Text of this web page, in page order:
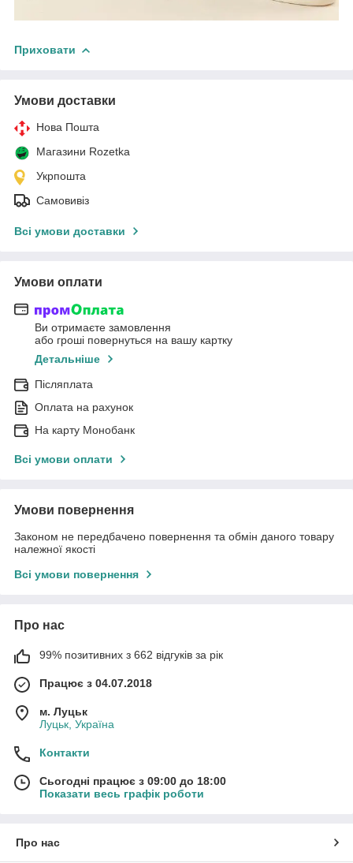
Приховати
Умови доставки
Нова Пошта
Магазини Rozetka
Укрпошта
Самовивіз
Всі умови доставки
Умови оплати
Ви отримаєте замовлення
або гроші повернуться на вашу картку
Детальніше
Післяплата
Оплата на рахунок
На карту Монобанк
Всі умови оплати
Умови повернення
Законом не передбачено повернення та обмін даного товару
належної якості
Всі умови повернення
Про нас
99% позитивних з 662 відгуків за рік
Працює з 04.07.2018
м. Луцьк
Луцьк, Україна
Контакти
Сьогодні працює з 09:00 до 18:00
Показати весь графік роботи
Про нас